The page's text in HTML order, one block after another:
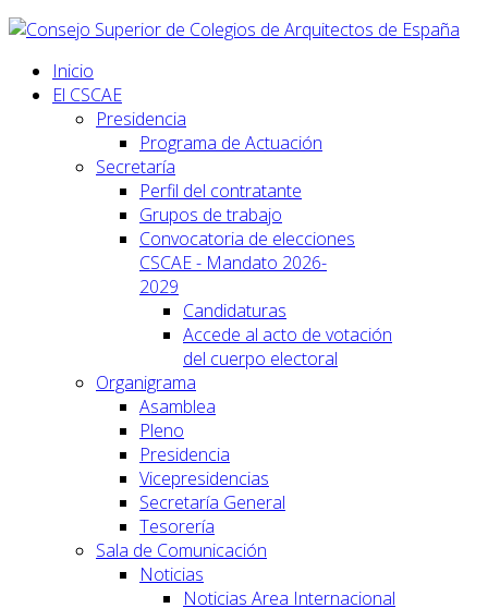
Inicio
El CSCAE
Presidencia
Programa de Actuación
Secretaría
Perfil del contratante
Grupos de trabajo
Convocatoria de elecciones
CSCAE - Mandato 2026-
2029
Candidaturas
Accede al acto de votación
del cuerpo electoral
Organigrama
Asamblea
Pleno
Presidencia
Vicepresidencias
Secretaría General
Tesorería
Sala de Comunicación
Noticias
Noticias Area Internacional